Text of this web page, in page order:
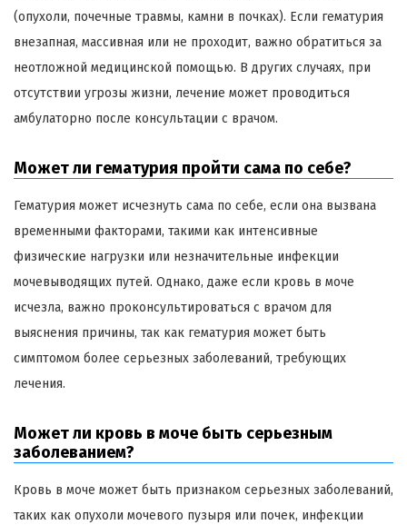
(опухоли, почечные травмы, камни в почках). Если гематурия
внезапная, массивная или не проходит, важно обратиться за
неотложной медицинской помощью. В других случаях, при
отсутствии угрозы жизни, лечение может проводиться
амбулаторно после консультации с врачом.
Может ли гематурия пройти сама по себе?
Гематурия может исчезнуть сама по себе, если она вызвана
временными факторами, такими как интенсивные
физические нагрузки или незначительные инфекции
мочевыводящих путей. Однако, даже если кровь в моче
исчезла, важно проконсультироваться с врачом для
выяснения причины, так как гематурия может быть
симптомом более серьезных заболеваний, требующих
лечения.
Может ли кровь в моче быть серьезным
заболеванием?
Кровь в моче может быть признаком серьезных заболеваний,
таких как опухоли мочевого пузыря или почек, инфекции